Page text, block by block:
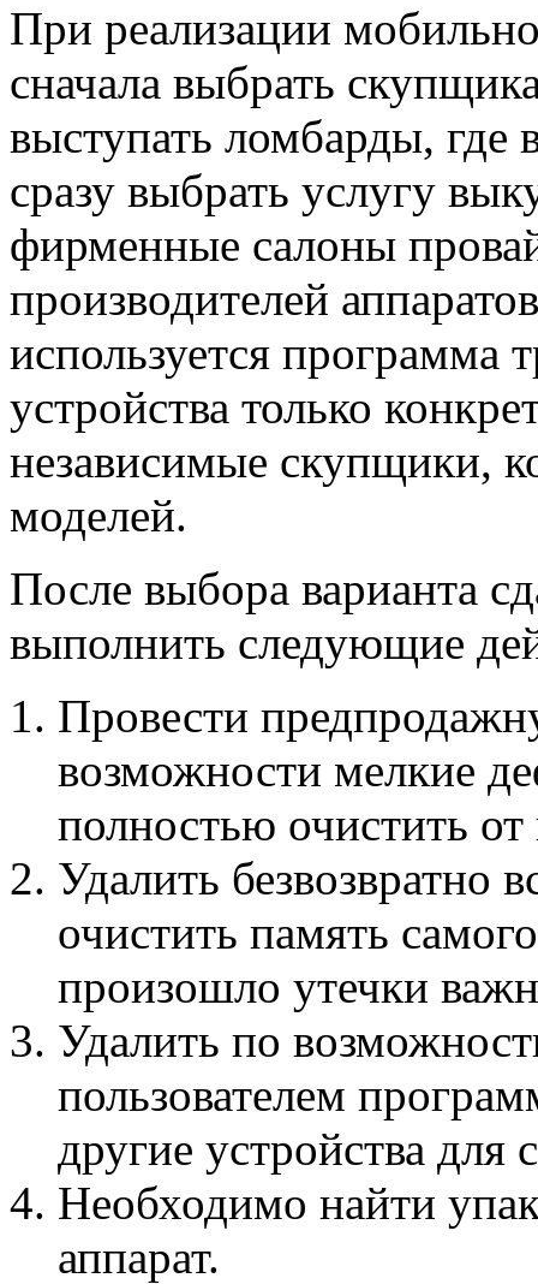
При реализации
сначала выбрать
выступать ломбарды, где
сразу выбрать услугу
фирменные салоны
производителей
используется программа
устройства только
независимые скупщики,
моделей.
После выбора варианта
выполнить следующие
Провести
возможности мелкие
полностью очистить от
Удалить безвозвратно
очистить память
произошло утечки
Удалить по
пользователем
другие устройства для
Необходимо найти
аппарат.